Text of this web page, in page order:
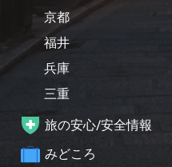
京都
福井
兵庫
三重
旅の安心/安全情報
みどころ